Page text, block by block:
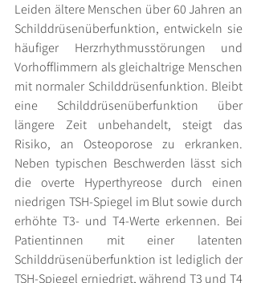
Leiden ältere Menschen über 60 Jahren an
Schilddrüsenüberfunktion, entwickeln sie
häufiger Herzrhythmusstörungen und
Vorhofflimmern als gleichaltrige Menschen
mit normaler Schilddrüsenfunktion. Bleibt
eine Schilddrüsenüberfunktion über
längere Zeit unbehandelt, steigt das
Risiko, an Osteoporose zu erkranken.
Neben typischen Beschwerden lässt sich
die overte Hyperthyreose durch einen
niedrigen TSH-Spiegel im Blut sowie durch
erhöhte T3- und T4-Werte erkennen. Bei
Patientinnen mit einer latenten
Schilddrüsenüberfunktion ist lediglich der
TSH-Spiegel erniedrigt, während T3 und T4